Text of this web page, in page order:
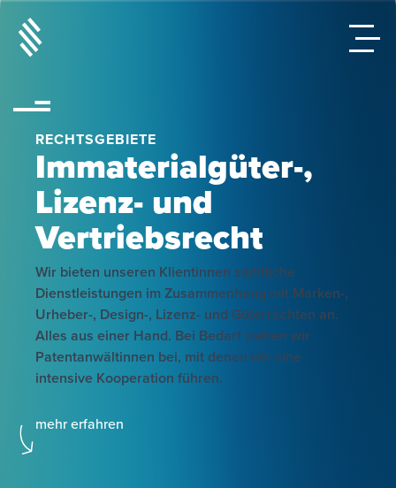
RECHTSGEBIETE
Immaterialgüter-,
Lizenz- und
Vertriebsrecht
Wir bieten unseren Klientinnen sämtliche
Dienstleistungen im Zusammenhang mit Marken-,
Urheber-, Design-, Lizenz- und Güterrechten an.
Alles aus einer Hand. Bei Bedarf ziehen wir
Patentanwältinnen bei, mit denen wir eine
intensive Kooperation führen.
mehr erfahren